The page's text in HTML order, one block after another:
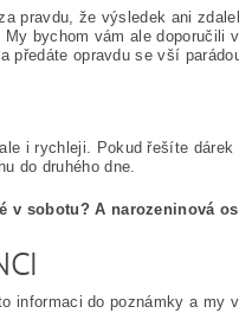
pravdu, že výsledek ani
bychom vám ale doporučili
předáte opravdu se vší
i rychleji. Pokud řešíte
do druhého dne.
sobotu? A narozeninová
informaci do poznámky a my